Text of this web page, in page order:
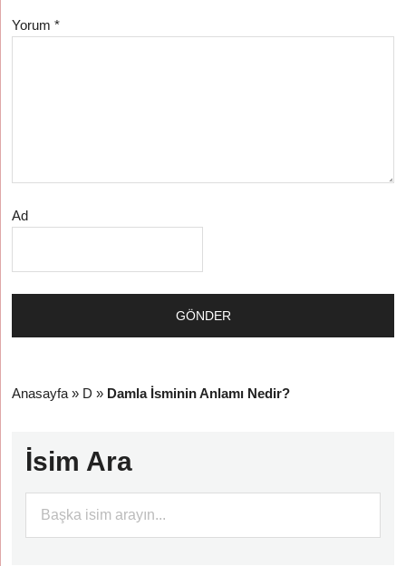
Yorum*
Ad
Anasayfa » D » Damla İsminin Anlamı Nedir?
İsim Ara